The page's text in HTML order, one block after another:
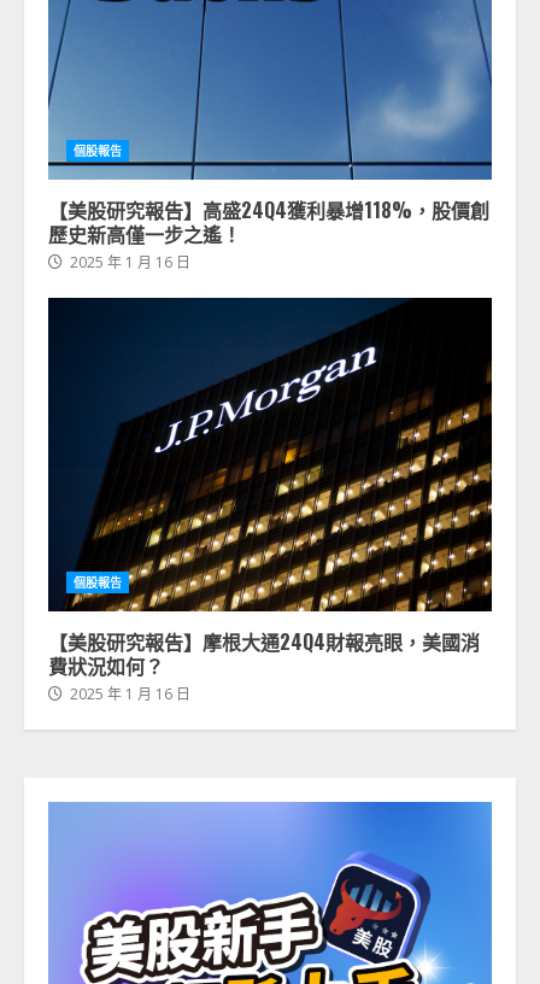
個股報告
【美股研究報告】高盛24Q4獲利暴增118%，股價創
歷史新高僅一步之遙！
2025 年 1 月 16 日
個股報告
【美股研究報告】摩根大通24Q4財報亮眼，美國消
費狀況如何？
2025 年 1 月 16 日